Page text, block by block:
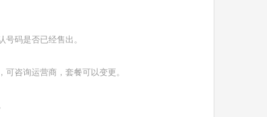
码是否已经售出。
咨询运营商，套餐可以变更。